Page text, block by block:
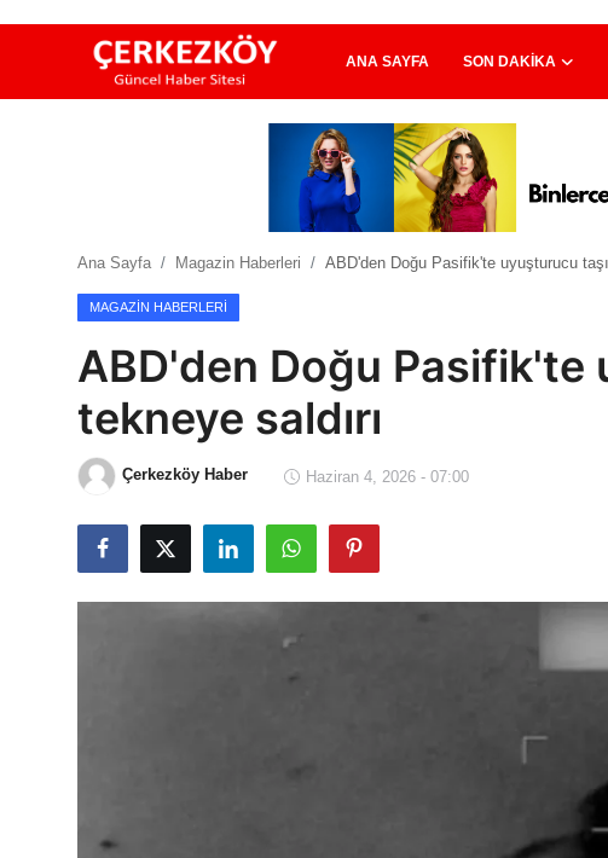
ANA SAYFA SON DAKIKA
Ekonomi Haberleri
Teknoloji Haberleri
Çerkezköy
Ana Sayfa Magazin Haberleri ABD'den Doğu Pasifik'te uyuşturucu
MAGAZIN HABERLERI
ABD'den Doğu Pasifik'te
tekneye saldırı
Çerkezköy Haber Haziran 4, 2026 - 07:00